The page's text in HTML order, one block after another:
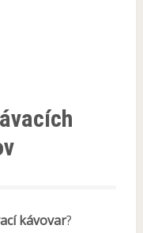
kávovar?